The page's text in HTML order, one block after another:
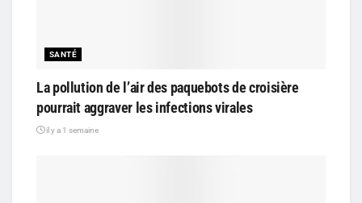
SANTÉ
La pollution de l’air des paquebots de croisière
pourrait aggraver les infections virales
il y a 1 semaine